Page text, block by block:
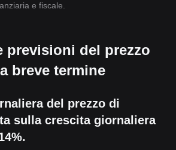
e fiscale.
previsioni del prezzo
breve termine
del prezzo di
sulla crescita giornaliera